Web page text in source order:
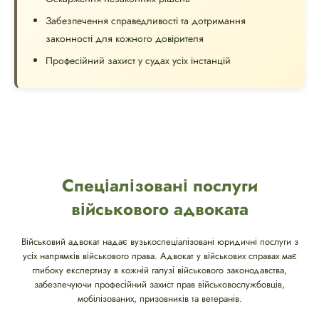
Забезпечення справедливості та дотримання
законності для кожного довірителя
Професійний захист у судах усіх інстанцій
Спеціалізовані послуги
військового адвоката
Військовий адвокат надає вузькоспеціалізовані юридичні послуги з
усіх напрямків військового права. Адвокат у військових справах має
глибоку експертизу в кожній галузі військового законодавства,
забезпечуючи професійний захист прав військовослужбовців,
мобілізованих, призовників та ветеранів.